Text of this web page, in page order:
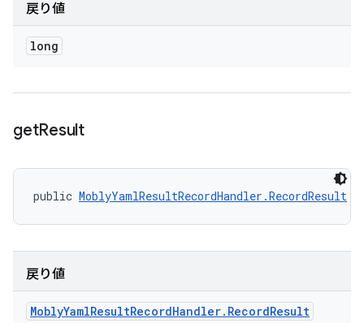
戻り値
long
getResult
public MoblyYamlResultRecordHandler.RecordResult
戻り値
MoblyYamlResultRecordHandler. RecordResult